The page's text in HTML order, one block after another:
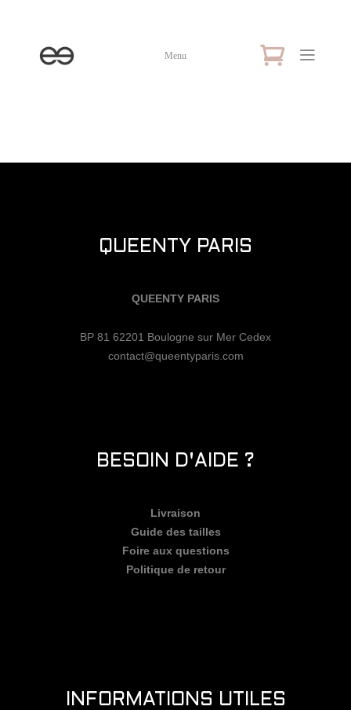
Menu
QUEENTY PARIS
QUEENTY PARIS
BP 81 62201 Boulogne sur Mer Cedex
contact@queentyparis.com
BESOIN D'AIDE ?
Livraison
Guide des tailles
Foire aux questions
Politique de retour
INFORMATIONS UTILES